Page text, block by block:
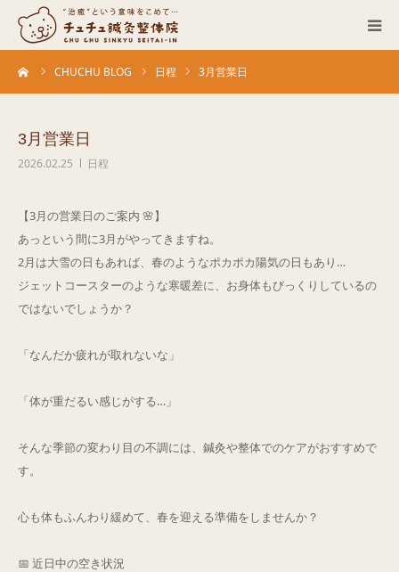
CHUCHU BLOG 日程 3月営業日
3月営業日
2026.02.25 日程
​【3月の営業日のご案内 🌸】
​あっという間に3月がやってきますね。
2月は大雪の日もあれば、春のようなポカポカ陽気の日もあり…
ジェットコースターのような寒暖差に、お身体もびっくりしているの
ではないでしょうか？
​「なんだか疲れが取れないな」
「体が重だるい感じがする…」
​そんな季節の変わり目の不調には、鍼灸や整体でのケアがおすすめで
す。
心も体もふんわり緩めて、春を迎える準備をしませんか？
​📅 近日中の空き状況
当院について
症例